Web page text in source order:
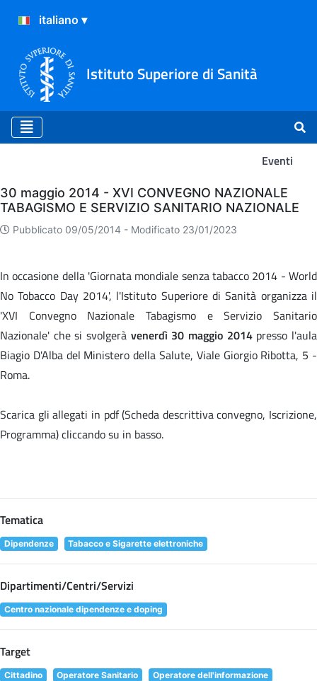
Istituto Superiore di Sanità
Eventi
Eventi
30 maggio 2014 - XVI CONVEGNO NAZIONALE
TABAGISMO E SERVIZIO SANITARIO NAZIONALE
Pubblicato 09/05/2014 - Modificato 23/01/2023
In occasione della 'Giornata mondiale senza tabacco 2014 - World
No Tobacco Day 2014', l'Istituto Superiore di Sanità organizza il
'XVI Convegno Nazionale Tabagismo e Servizio Sanitario
Nazionale' che si svolgerà venerdì 30 maggio 2014presso l'aula
Biagio D'Alba del Ministero della Salute, Viale Giorgio Ribotta, 5 -
Roma.
Scarica gli allegati in pdf (Scheda descrittiva convegno, Iscrizione,
Programma) cliccando su in basso.
Tematica
Dipendenze Tabacco e Sigarette elettroniche
Dipartimenti/Centri/Servizi
Centro nazionale dipendenze e doping
Target
Cittadino Operatore Sanitario Operatore dell'informazione